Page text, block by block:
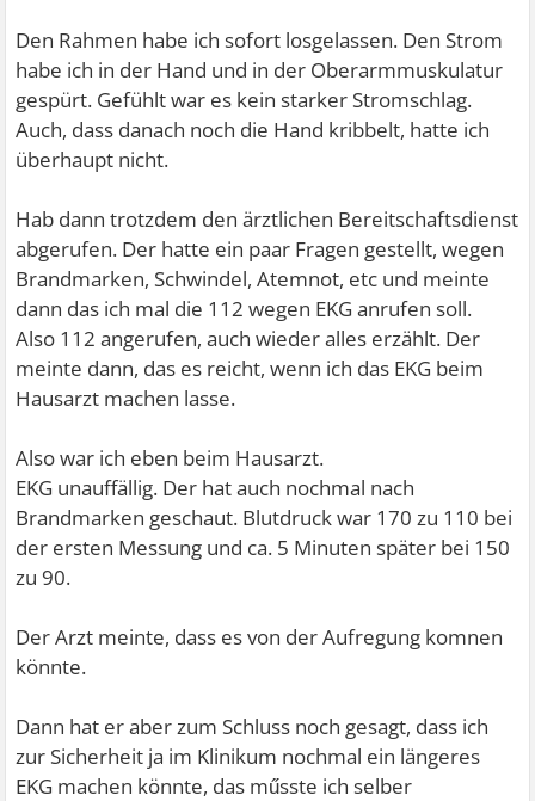
Den Rahmen habe ich sofort losgelassen. Den Strom
habe ich in der Hand und in der Oberarmmuskulatur
gespürt. Gefühlt war es kein starker Stromschlag.
Auch, dass danach noch die Hand kribbelt, hatte ich
überhaupt nicht.
Hab dann trotzdem den ärztlichen Bereitschaftsdienst
abgerufen. Der hatte ein paar Fragen gestellt, wegen
Brandmarken, Schwindel, Atemnot, etc und meinte
dann das ich mal die 112 wegen EKG anrufen soll.
Also 112 angerufen, auch wieder alles erzählt. Der
meinte dann, das es reicht, wenn ich das EKG beim
Hausarzt machen lasse.
Also war ich eben beim Hausarzt.
EKG unauffällig. Der hat auch nochmal nach
Brandmarken geschaut. Blutdruck war 170 zu 110 bei
der ersten Messung und ca. 5 Minuten später bei 150
zu 90.
Der Arzt meinte, dass es von der Aufregung komnen
könnte.
Dann hat er aber zum Schluss noch gesagt, dass ich
zur Sicherheit ja im Klinikum nochmal ein längeres
EKG machen könnte, das műsste ich selber